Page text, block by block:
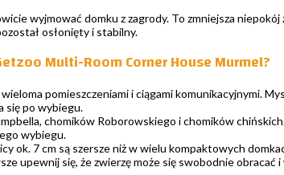
wyjmować domku z zagrody. To zmniejsza niepokój
osłonięty i stabilny.
Multi-Room Corner House Murmel?
pomieszczeniami i ciągami komunikacyjnymi.
się po wybiegu.
chomików Roborowskiego i chomików
wybiegu.
ok. 7 cm są szersze niż w wielu kompaktowych
upewnij się, że zwierzę może się swobodnie obracać